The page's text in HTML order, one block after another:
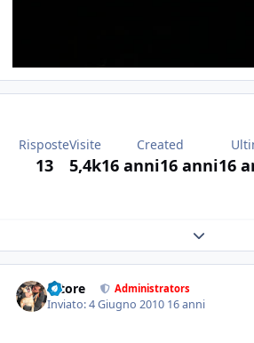
Risposte
13
Visite
5,4k
Created
16 anni16 anni16
Expand
tatore Administrators
Inviato:4 Giugno 2010 16 anni